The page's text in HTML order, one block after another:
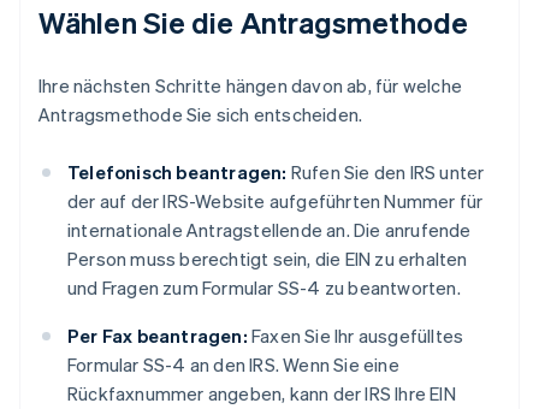
Wählen Sie die Antragsmethode
Ihre nächsten Schritte hängen davon ab, für welche
Antragsmethode Sie sich entscheiden.
Telefonisch beantragen: Rufen Sie den IRS unter
der auf der IRS-Website aufgeführten Nummer für
internationale Antragstellende an. Die anrufende
Person muss berechtigt sein, die EIN zu erhalten
und Fragen zum Formular SS-4 zu beantworten.
Per Fax beantragen: Faxen Sie Ihr ausgefülltes
Formular SS-4 an den IRS. Wenn Sie eine
Rückfaxnummer angeben, kann der IRS Ihre EIN